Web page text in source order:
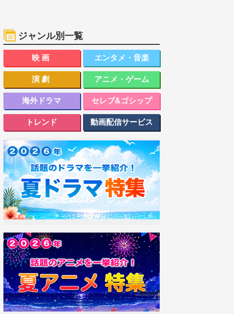
ジャンル別一覧
映画 エンタメ・音楽
演劇 アニメ・ゲーム
海外ドラマ セレブ&ゴシップ
トレンド 動画配信サービス